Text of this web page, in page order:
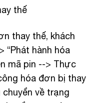
thế
thay thế, khách
“Phát hành hóa
mã pin --> Thực
hóa đơn bị thay
về trạng